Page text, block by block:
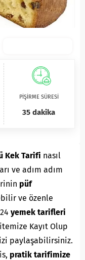
PİŞİRME SÜRESİ
35 dakika
Kek Tarifi nasıl
ve adım adım
püf
ve özenle
yemek tarifleri
Kayıt Olup
paylaşabilirsiniz.
pratik tarifimize